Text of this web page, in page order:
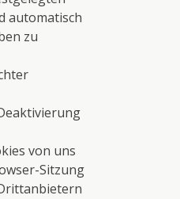
automatisch
zu
von uns
Sitzung